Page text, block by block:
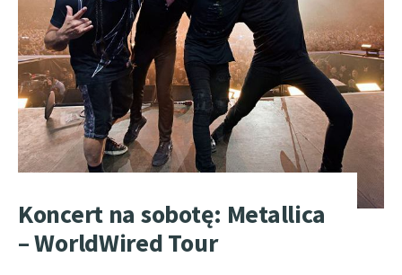
Koncert na sobotę: Metallica
– WorldWired Tour